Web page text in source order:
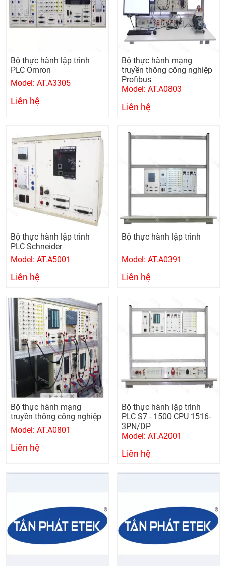
Bộ thực hành lập trình
PLC Omron
Model: AT.A3305
Liên hệ
​Bộ thực hành mạng
truyền thông công nghiệp
Profibus
Model: AT.A0803
Liên hệ
Bộ thực hành lập trình
PLC Schneider
Model: AT.A5001
Liên hệ
Bộ thực hành lập trình
Model: AT.A0391
Liên hệ
Bộ thực hành mạng
truyền thông công nghiệp
Model: AT.A0801
Liên hệ
Bộ thực hành lập trình
PLC S7 - 1500 CPU 1516-
3PN/DP
Model: AT.A2001
Liên hệ